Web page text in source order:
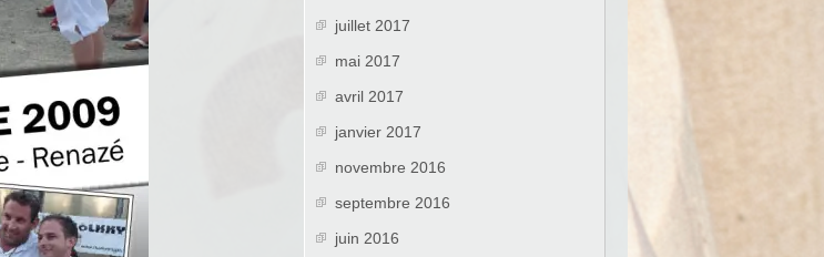
juillet 2017
mai 2017
avril 2017
janvier 2017
novembre 2016
septembre 2016
juin 2016